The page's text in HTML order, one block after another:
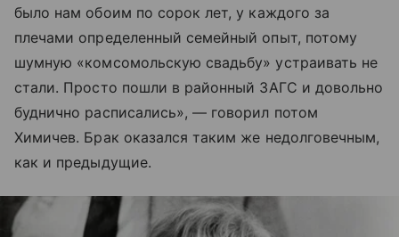
было нам обоим по сорок лет, у каждого за
плечами определенный семейный опыт, потому
шумную «комсомольскую свадьбу» устраивать не
стали. Просто пошли в районный ЗАГС и довольно
буднично расписались», — говорил потом
Химичев. Брак оказался таким же недолговечным,
как и предыдущие.